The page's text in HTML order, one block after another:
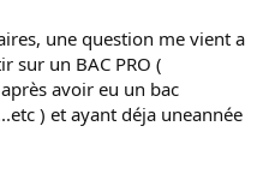
une question me vient a
sur un BAC PRO (
avoir eu un bac
) et ayant déja uneannée